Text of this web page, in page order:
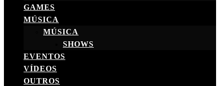
GAMES
MÚSICA
MÚSICA
SHOWS
EVENTOS
VÍDEOS
OUTROS